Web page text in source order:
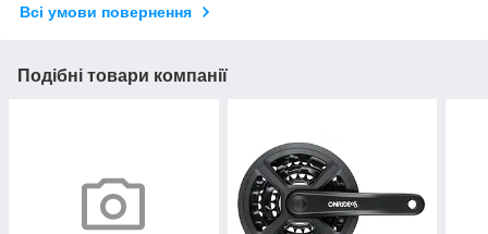
Всі умови повернення
Подібні товари компанії